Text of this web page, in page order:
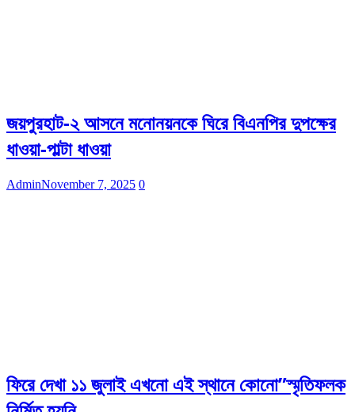
জয়পুরহাট-২ আসনে মনোনয়নকে ঘিরে বিএনপির দুপক্ষের
ধাওয়া-পাল্টা ধাওয়া
AdminNovember 7, 2025 0
ফিরে দেখা ১১ জুলাই এখনো এই স্থানে কোনো”স্মৃতিফলক